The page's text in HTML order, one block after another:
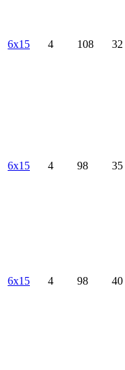
6x15 4 108 32
6x15 4 98 35
6x15 4 98 40